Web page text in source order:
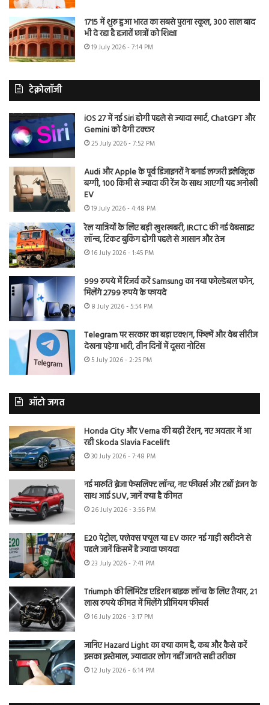
1715 में शुरू हुआ भारत का सबसे पुराना स्कूल, 300 साल बाद
भी दे रहा है हजारों छात्रों को शिक्षा
19 July 2026 - 7:14 PM
टेक्नोलॉजी
iOS 27 में नई Siri होगी पहले से ज्यादा स्मार्ट, ChatGPT और
Gemini को देगी टक्कर
25 July 2026 - 7:52 PM
Audi और Apple के पूर्व डिजाइनरों ने बनाई लग्जरी इलेक्ट्रिक
बग्गी, 100 किमी से ज्यादा की रेंज के साथ आएगी यह अनोखी
EV
19 July 2026 - 4:48 PM
रेल यात्रियों के लिए बड़ी खुशखबरी, IRCTC की नई वेबसाइट
लॉन्च, टिकट बुकिंग होगी पहले से आसान और तेज
16 July 2026 - 1:45 PM
999 रुपये में रिजर्व करें Samsung का नया फोल्डेबल फोन,
मिलेंगे 2799 रुपये के फायदे
8 July 2026 - 5:54 PM
Telegram पर सरकार का बड़ा एक्शन, फिल्में और वेब सीरीज
देखना पड़ेगा भारी, तीन दिनों में दूसरा नोटिस
5 July 2026 - 2:25 PM
ऑटो जगत
Honda City और Verna की बढ़ी टेंशन, नए अवतार में आ
रही Skoda Slavia Facelift
30 July 2026 - 7:48 PM
नई मारुति ब्रेजा फेसलिफ्ट लॉन्च, नए फीचर्स और टर्बो इंजन के
साथ आई SUV, जानें क्या है कीमत
26 July 2026 - 3:56 PM
E20 पेट्रोल, फ्लेक्स फ्यूल या EV कार? नई गाड़ी खरीदने से
पहले जानें किसमें है ज्यादा फायदा
23 July 2026 - 7:41 PM
Triumph की लिमिटेड एडिशन बाइक लॉन्च के लिए तैयार, 21
लाख रुपये कीमत में मिलेंगे प्रीमियम फीचर्स
16 July 2026 - 3:17 PM
जानिए Hazard Light का क्या काम है, कब और कैसे करें
इसका इस्तेमाल, ज्यादातर लोग नहीं जानते सही तरीका
12 July 2026 - 6:14 PM